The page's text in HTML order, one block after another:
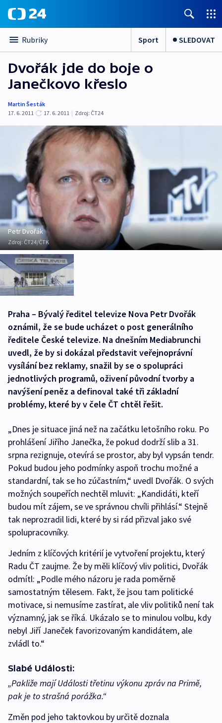
Rubriky Sport SLEDOVAT
Dvořák jde do boje o
Janečkovo křeslo
Martin Šesták
17. 6. 2011
17. 6. 2011 | Zdroj: ČT24
Petr Dvořák
Zdroj:ČT24/ČTK
Praha – Bývalý ředitel televize Nova Petr Dvořák
oznámil, že se bude ucházet o post generálního
ředitele České televize. Na dnešním Mediabrunchi
uvedl, že by si dokázal představit veřejnoprávní
vysílání bez reklamy, snažil by se o spolupráci
jednotlivých programů, oživení původní tvorby a
navýšení peněz a definoval také tři základní
problémy, které by v čele ČT chtěl řešit.
„Dnes je situace jiná než na začátku letošního roku. Po
prohlášení Jiřího Janečka, že pokud dodrží slib a 31.
srpna rezignuje, otevírá se prostor, aby byl vypsán tendr.
Pokud budou jeho podmínky aspoň trochu možné a
standardní, tak se ho zúčastním,“ uvedl Dvořák. O svých
možných soupeřích nechtěl mluvit: „Kandidáti, kteří
budou mít zájem, se ve správnou chvíli přihlásí.“ Stejně
tak neprozradil lidi, které by si rád přizval jako své
spolupracovníky.
Jedním z klíčových kritérií je vytvoření projektu, který
Radu ČT zaujme. Že by měli klíčový vliv politici, Dvořák
odmítl: „Podle mého názoru je rada poměrně
samostatným tělesem. Fakt, že jsou tam politické
motivace, si nemusíme zastírat, ale vliv politiků není tak
významný, jak se říká. Ukázalo se to minulou volbu, kdy
nebyl Jiří Janeček favorizovaným kandidátem, ale
zvládl to.“
Slabé Události:
„Pakliže mají Události třetinu výkonu zpráv na Primě,
pak je to strašná porážka.“
Změn pod jeho taktovkou by určitě doznala